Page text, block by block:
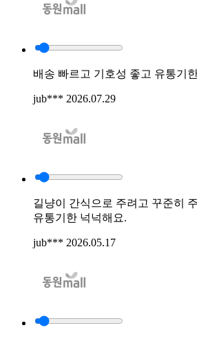
배송 빠르고 기호성 좋고 유통기
jub*** 2026.07.29
길냥이 간식으로 주려고 꾸준히
유통기한 넉넉해요.
jub*** 2026.05.17